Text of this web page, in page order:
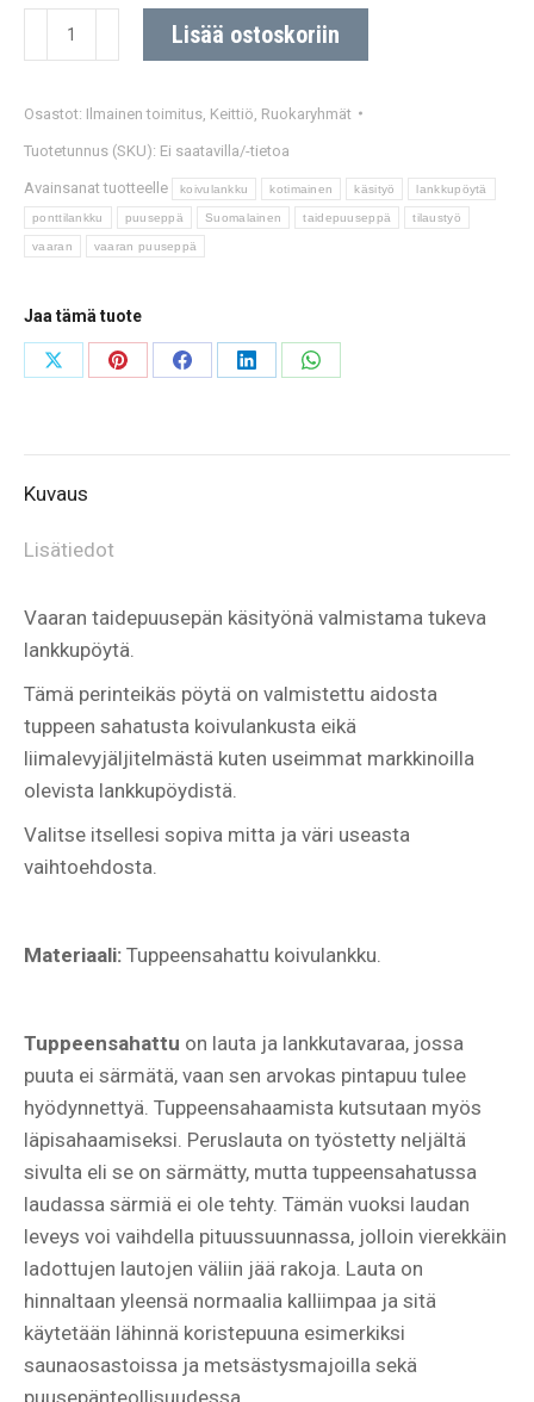
Vaaran
lankkupöytä
Vaaran
Hovi
tuolit.
Useita
eri
sekä
värejä.
määrä
Lisää ostoskoriin
Osastot: Ilmainen toimitus Keittiö Ruokaryhmät
Tuotetunnus (SKU): Ei saatavilla/-tietoa
Avainsanat tuotteelle koivulankku kotimainen käsityö lankkupöytä
ponttilankku puuseppä Suomalainen taidepuuseppä tilaustyö
vaaran vaaran puuseppä
Jaa tämä tuote
Share
Share
Share
Share
Share
Kuvaus
Lisätiedot
Vaaran taidepuusepän käsityönä valmistama tukeva
lankkupöytä.
Tämä perinteikäs pöytä on valmistettu aidosta
tuppeen sahatusta koivulankusta eikä
liimalevyjäljitelmästä kuten useimmat markkinoilla
olevista lankkupöydistä.
Valitse itsellesi sopiva mitta ja väri useasta
vaihtoehdosta.
Materiaali: Tuppeensahattu koivulankku.
Tuppeensahattu on lauta ja lankkutavaraa, jossa
puuta ei särmätä, vaan sen arvokas pintapuu tulee
hyödynnettyä. Tuppeensahaamista kutsutaan myös
läpisahaamiseksi. Peruslauta on työstetty neljältä
sivulta eli se on särmätty, mutta tuppeensahatussa
laudassa särmiä ei ole tehty. Tämän vuoksi laudan
leveys voi vaihdella pituussuunnassa, jolloin vierekkäin
ladottujen lautojen väliin jää rakoja. Lauta on
hinnaltaan yleensä normaalia kalliimpaa ja sitä
käytetään lähinnä koristepuuna esimerkiksi
saunaosastoissa ja metsästysmajoilla sekä
puusepänteollisuudessa.